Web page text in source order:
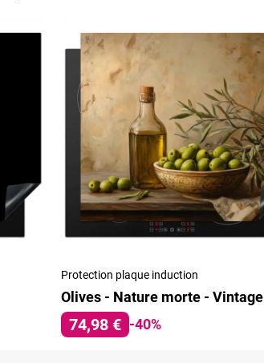
Protection plaque induction
Olives - Nature morte - Vintage
74,98 € -40%